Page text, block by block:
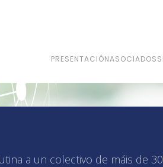
PRESENTACIÓNASOCIADOS
a un colectivo de máis de